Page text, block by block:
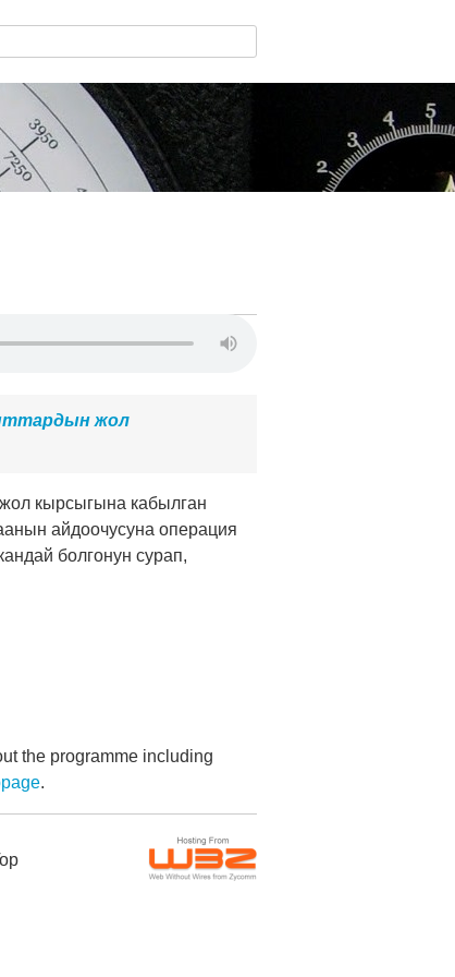
жол
кырсыгына кабылган
айдоочусуна операция
болгонун сурап,
the programme including
.